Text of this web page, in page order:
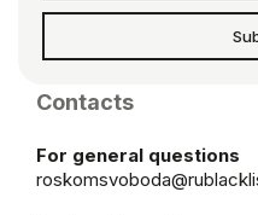
Contacts
For general questions